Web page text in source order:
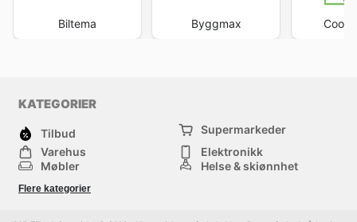
Biltema Byggmax Coop
KATEGORIER
Tilbud
Supermarkeder
Varehus
Elektronikk
Møbler
Helse & skjønnhet
Sport
Flere kategorier